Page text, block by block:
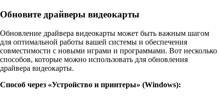
Обновите драйверы видеокарты
Обновление драйвера видеокарты может быть важным шагом
для оптимальной работы вашей системы и обеспечения
совместимости с новыми играми и программами. Вот несколько
способов, которые можно использовать для обновления
драйвера видеокарты.
Способ через «Устройство и принтеры» (Windows):